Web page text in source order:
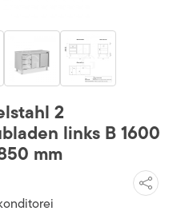
2
links B 1600
mm